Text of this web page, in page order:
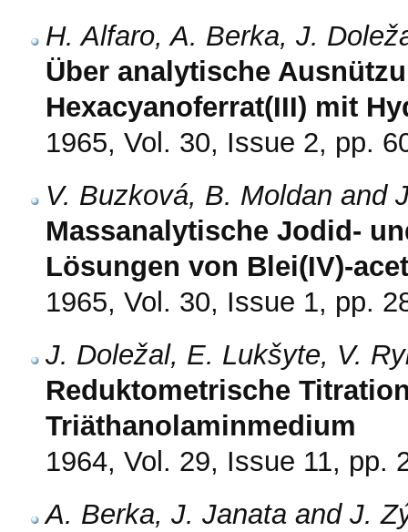
H. Alfaro, A. Berka, J.
Über analytische
Hexacyanoferrat(III) mit
1965, Vol. 30, Issue 2, pp.
V. Buzková, B. Moldan and
Massanalytische Jodid-
Lösungen von Blei(IV)-
1965, Vol. 30, Issue 1, pp.
J. Doležal, E. Lukšyte, V.
Reduktometrische
Triäthanolaminmedium
1964, Vol. 29, Issue 11, pp.
A. Berka, J. Janata and J.